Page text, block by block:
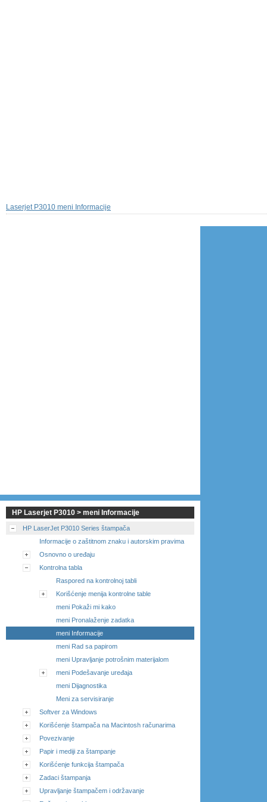
Laserjet P3010 meni Informacije
HP Laserjet P3010 > meni Informacije
HP LaserJet P3010 Series štampača
Informacije o zaštitnom znaku i autorskim pravima
Osnovno o uređaju
Kontrolna tabla
Raspored na kontrolnoj tabli
Korišćenje menija kontrolne table
meni Pokaži mi kako
meni Pronalaženje zadatka
meni Informacije
meni Rad sa papirom
meni Upravljanje potrošnim materijalom
meni Podešavanje uređaja
meni Dijagnostika
Meni za servisiranje
Softver za Windows
Korišćenje štampača na Macintosh računarima
Povezivanje
Papir i mediji za štampanje
Korišćenje funkcija štampača
Zadaci štampanja
Upravljanje štampačem i održavanje